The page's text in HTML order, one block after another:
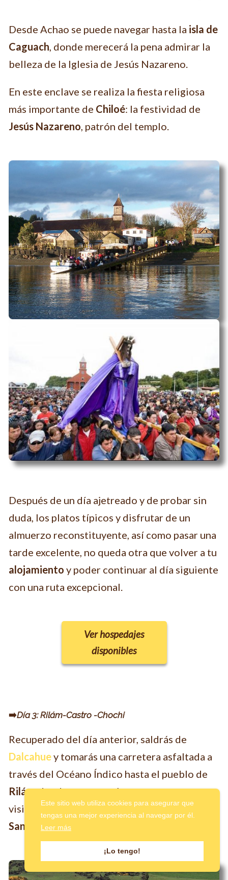
Desde Achao se puede navegar hasta la isla de
Caguach, donde merecerá la pena admirar la
belleza de la Iglesia de Jesús Nazareno.
En este enclave se realiza la fiesta religiosa
más importante de Chiloé: la festividad de
Jesús Nazareno, patrón del templo.
Después de un día ajetreado y de probar sin
duda, los platos típicos y disfrutar de un
almuerzo reconstituyente, así como pasar una
tarde excelente, no queda otra que volver a tu
alojamiento y poder continuar al día siguiente
con una ruta excepcional.
Ver hospedajes
disponibles
➡️Día 3: Rilám-Castro -Chochi
Recuperado del día anterior, saldrás de
Dalcahuey tomarás una carretera asfaltada a
través del Océano Índico hasta el pueblo de
Rilán, donde comenzarás tu aventura con una
visita a la iglesia de inspiración neogótica
Santa María de Rilán
Este sitio web utiliza cookies para asegurar que
tengas una mejor experiencia al navegar por él.
Leer más
¡Lo tengo!